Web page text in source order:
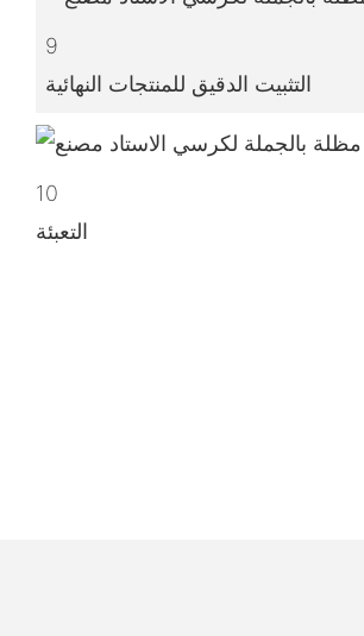
9
التثبيت الدقيق للمنتجات النهائية
10
التعبئة